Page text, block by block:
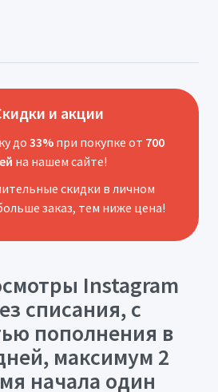
и акции
до 33%при покупке от 700
на нашем сайте!
скидки в личном
заказ, тем ниже цена!
Instagram
списания, с
пополнения в
максимум 2
начала один